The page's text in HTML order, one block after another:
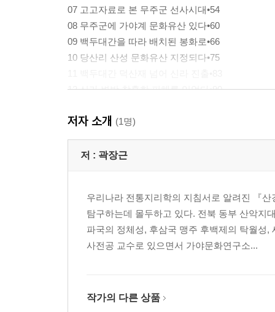
07 고고자료로 본 무주군 선사시대•54
08 무주군에 가야계 문화유산 있다•60
09 백두대간을 따라 배치된 봉화로•66
10 당산리 산성 문화유산 지정되다•75
12 신라 변방 참혹한 피해를 입었다•90
14 신라 무풍현과 십승지지(十勝之地)•102
15 문헌에 거점 철산지로 등장한다•107
16 덕유산 향적봉 지명의 제왕이다•111
19 대곡소(大谷所) 동소(銅所) 아닐까•125
20 무주군에도 제동유적이 더 있다•130
에필로그•144
저자 소개 (1명)
저 : 곽장근
우리나라 전통지리학의 지침서로 알려진 『
탐구하는데 몰두하고 있다. 전북 동부 산악지
파국의 정체성, 후삼국 맹주 후백제의 탁월성
사전공 교수로 있으면서 가야문화연구소...
작가의 다른 상품